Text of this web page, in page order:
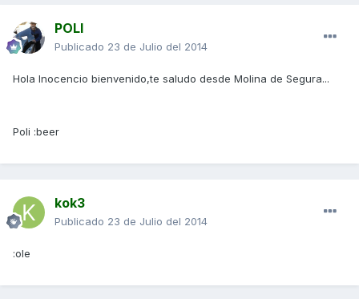
POLI
Publicado 23 de Julio del 2014
Hola Inocencio bienvenido,te saludo desde Molina de Segura...
Poli :beer
kok3
Publicado 23 de Julio del 2014
:ole